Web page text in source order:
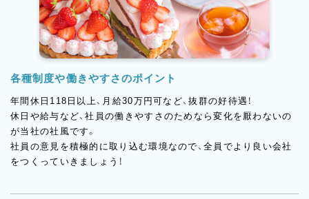
各種制度や働きやすさのポイント
年間休日118日以上、月給30万円可など、抜群の好待遇！
休日や給与など、社員の働きやすさのためなら変化を厭わないの
が当社の社風です。
社員の意見を積極的に取り込む環境なので、全員でより良い会社
をつくっていきましょう！